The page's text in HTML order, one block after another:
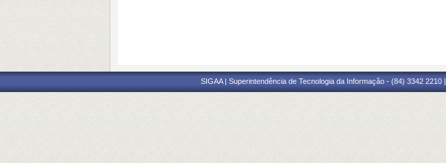
SIGAA | Superintendência de Tecnologia da Informação - (84) 3342